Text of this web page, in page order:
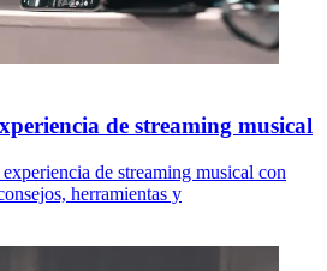
de streaming musical
de streaming musical con
herramientas y